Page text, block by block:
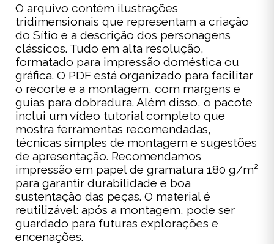
O arquivo contém ilustrações
tridimensionais que representam a criação
do Sítio e a descrição dos personagens
clássicos. Tudo em alta resolução,
formatado para impressão doméstica ou
gráfica. O PDF está organizado para facilitar
o recorte e a montagem, com margens e
guias para dobradura. Além disso, o pacote
inclui um vídeo tutorial completo que
mostra ferramentas recomendadas,
técnicas simples de montagem e sugestões
de apresentação. Recomendamos
impressão em papel de gramatura 180 g/m²
para garantir durabilidade e boa
sustentação das peças. O material é
reutilizável: após a montagem, pode ser
guardado para futuras explorações e
encenações.